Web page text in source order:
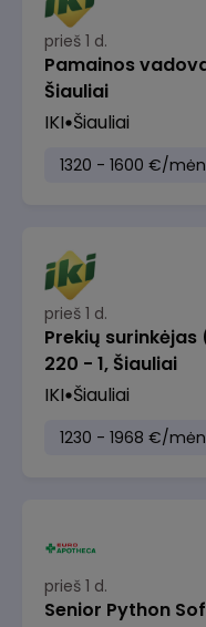
prieš 1 d.
Pamainos
Šiauliai
IKI Šiauliai
1320 - 1600 €/
prieš 1 d.
Prekių
220 - 1, Šiauliai
IKI Šiauliai
1230 - 1968 €/
prieš 1 d.
Senior Python